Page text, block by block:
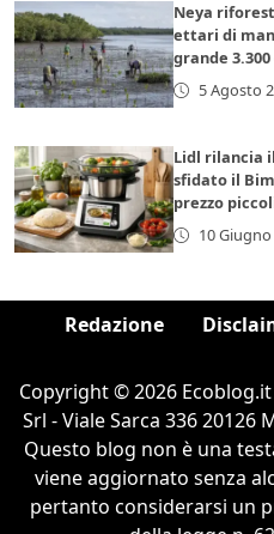
Neya
ettari di
grande
5 Agosto
Lidl rilancia
sfidato il
prezzo
10
Redazione
Copyright © 2026
Srl - Viale Sarca 336 20126
Questo blog non è una
viene aggiornato senza
pertanto considerarsi un